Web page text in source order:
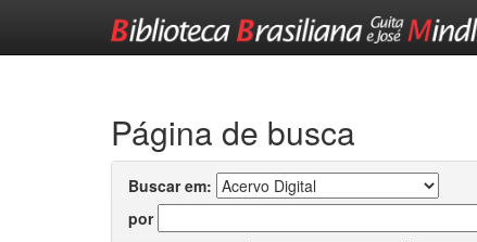
Página de busca
Buscar em:
por